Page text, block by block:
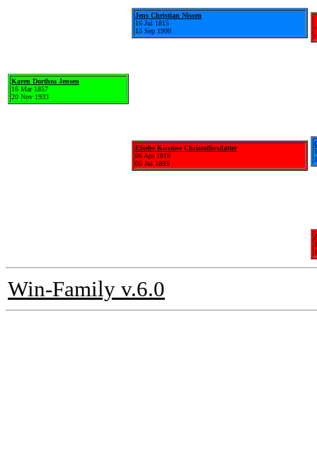
Karen Dorthea Jensen
16 Mar 1857
20 Nov 1933
Jens Christian Nissen
16 Jul 1815
15 Sep 1900
Elsebe Kirstine Christoffersdatter
06 Apr 1819
05 Jul 1893
-
-
Win-Family v.6.0